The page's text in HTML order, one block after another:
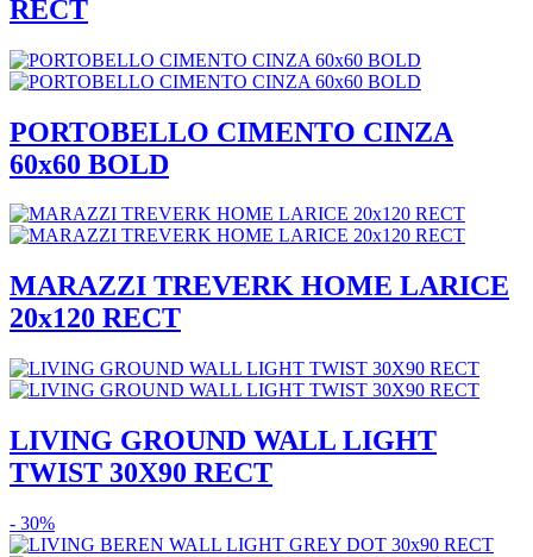
RECT
PORTOBELLO CIMENTO CINZA
60x60 BOLD
MARAZZI TREVERK HOME LARICE
20x120 RECT
LIVING GROUND WALL LIGHT
TWIST 30X90 RECT
- 30%